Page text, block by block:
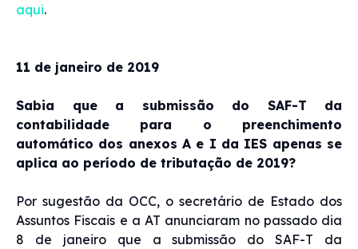
aqui.
11 de janeiro de 2019
Sabia que a submissão do SAF-T da
contabilidade para o preenchimento
automático dos anexos A e I da IES apenas se
aplica ao período de tributação de 2019?
Por sugestão da OCC, o secretário de Estado dos
Assuntos Fiscais e a AT anunciaram no passado dia
8 de janeiro que a submissão do SAF-T da